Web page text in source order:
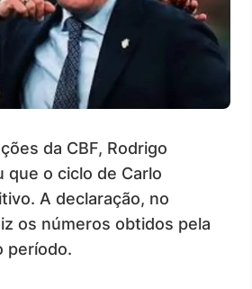
da CBF, Rodrigo
que o ciclo de Carlo
A declaração, no
os números obtidos pela
período.